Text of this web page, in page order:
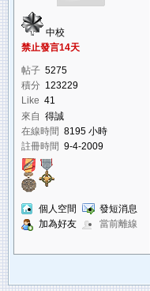
中校
禁止發言14天
帖子 5275
積分 123229
Like 41
來自 得誠
在線時間 8195 小時
註冊時間 9-4-2009
個人空間
發短消息
加為好友
當前離線